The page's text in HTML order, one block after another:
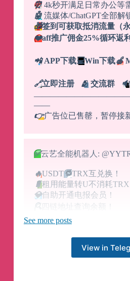
⏰4k秒开满足日常办公等
🤖流媒体/ChatGPT全部解
🎁签到可获取抵消流量（永
❤️aff推广佣金25%循环返利
📲APP下载💻Win下载🍎
🔗立即注册 🫂 交流群 🔉
——
👉广告位已售罄，暂停接
✅云艺全能机器人:
🔥USDT🔁TRX互兑换！
🔋租用能量转U不消耗TRX
💎自助开通电报会员！
🔍 四链地址查询余额！
👁地址动账监控通知！
交易播报群: @YYTRON
See more posts
View in